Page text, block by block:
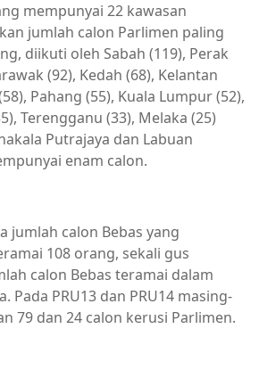
mempunyai 22 kawasan
jumlah calon Parlimen paling
diikuti oleh Sabah (119), Perak
(92), Kedah (68), Kelantan
Pahang (55), Kuala Lumpur (52),
Terengganu (33), Melaka (25)
Putrajaya dan Labuan
enam calon.
jumlah calon Bebas yang
108 orang, sekali gus
calon Bebas teramai dalam
Pada PRU13 dan PRU14 masing-
79 dan 24 calon kerusi Parlimen.